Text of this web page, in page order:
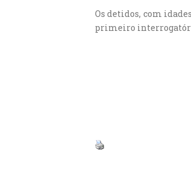
Os detidos, com
primeiro